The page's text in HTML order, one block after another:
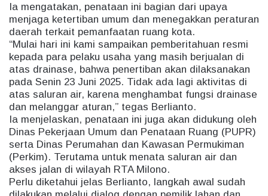
Ia mengatakan, penataan ini bagian dari upaya
menjaga ketertiban umum dan menegakkan peraturan
daerah terkait pemanfaatan ruang kota.
“Mulai hari ini kami sampaikan pemberitahuan resmi
kepada para pelaku usaha yang masih berjualan di
atas drainase, bahwa penertiban akan dilaksanakan
pada Senin 23 Juni 2025. Tidak ada lagi aktivitas di
atas saluran air, karena menghambat fungsi drainase
dan melanggar aturan,” tegas Berlianto.
Ia menjelaskan, penataan ini juga akan didukung oleh
Dinas Pekerjaan Umum dan Penataan Ruang (PUPR)
serta Dinas Perumahan dan Kawasan Permukiman
(Perkim). Terutama untuk menata saluran air dan
akses jalan di wilayah RTA Milono.
Perlu diketahui jelas Berlianto, langkah awal sudah